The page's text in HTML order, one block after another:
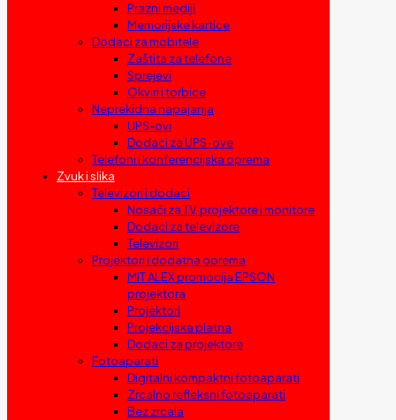
Prazni mediji
Memorijske kartice
Dodaci za mobitele
Zaštita za telefone
Sprejevi
Okviri i torbice
Neprekidna napajanja
UPS-ovi
Dodaci za UPS-ove
Telefoni i konferencijska oprema
Zvuk i slika
Televizori i dodaci
Nosači za TV, projektore i monitore
Dodaci za televizore
Televizori
Projektori i dodatna oprema
MIT ALEX promocija EPSON
projektora
Projektori
Projekcijska platna
Dodaci za projektore
Fotoaparati
Digitalni kompaktni fotoaparati
Zrcalno refleksni fotoaparati
Bez zrcala